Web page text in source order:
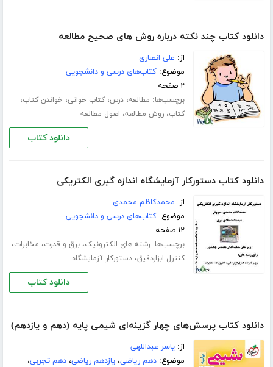
دانلود کتاب چند نکته درباره روش های صحیح مطالعه
از: علی انصاری
موضوع:کتاب‌های درسی و دانشجویی
۲ صفحه
برچسب‌ها: مطالعه،درس،کتاب خوانی، خواندن کتاب،
کتاب،روش مطالعه، اصول مطالعه
دانلود کتاب
دانلود کتاب دستورکار آزمایشگاه اندازه گیری الکتریکی
از: محمدکاظم محمدی
موضوع:کتاب‌های درسی و دانشجویی
۱۲ صفحه
برچسب‌ها:رشته های الکترونیک،برق و قدرت، مخابرات،
کنترل ابزاردقیق،دستورکار آزمایشگاه
دانلود کتاب
دانلود کتاب پرسش‌های چهار گزینه‌ای شیمی پایه (دهم و یازدهم)
از:یاسر عبداللهی
موضوع:دهم ریاضی،یازدهم ریاضی،دهم تجربی،